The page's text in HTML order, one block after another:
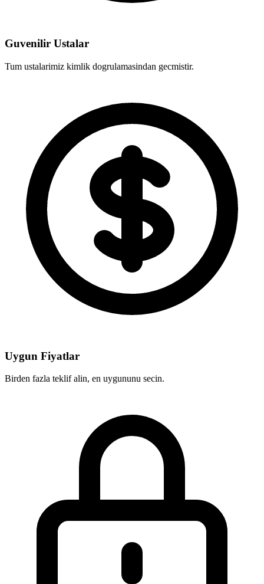
Guvenilir Ustalar
Tum ustalarimiz kimlik dogrulamasindan gecmistir.
Uygun Fiyatlar
Birden fazla teklif alin, en uygununu secin.